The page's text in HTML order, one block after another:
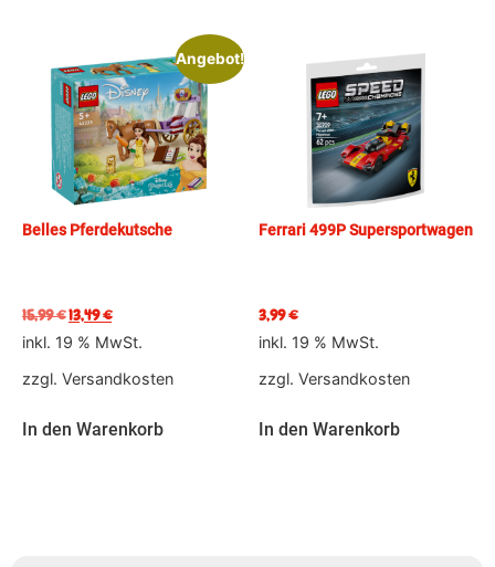
Angebot!
Belles Pferdekutsche
15,99€13,49€
inkl. 19 % MwSt.
zzgl. Versandkosten
In den Warenkorb
Ferrari 499P Supersportwagen
3,99€
inkl. 19 % MwSt.
zzgl. Versandkosten
In den Warenkorb